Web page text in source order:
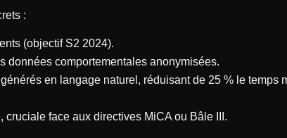
:
(objectif S2 2024).
données comportementales anonymisées.
en langage naturel, réduisant de 25 % le temps
face aux directives MiCA ou Bâle III.